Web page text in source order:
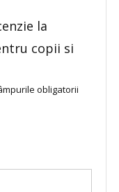
la
copii si
obligatorii